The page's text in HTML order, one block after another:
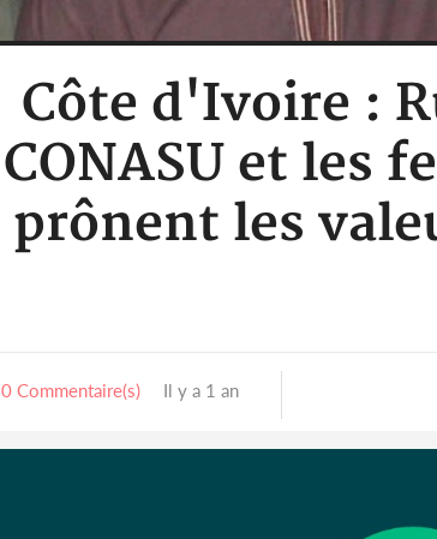
Côte d'Ivoire :
CONASU et les
prônent les
0 Commentaire(s) Il y a 1 an